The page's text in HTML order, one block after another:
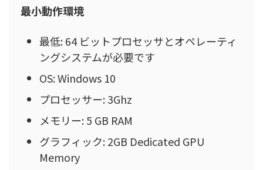
最小動作環境
最低: 64 ビットプロセッサとオペレーティ
ングシステムが必要です
OS: Windows 10
プロセッサー: 3Ghz
メモリー: 5 GB RAM
グラフィック: 2GB Dedicated GPU
Memory